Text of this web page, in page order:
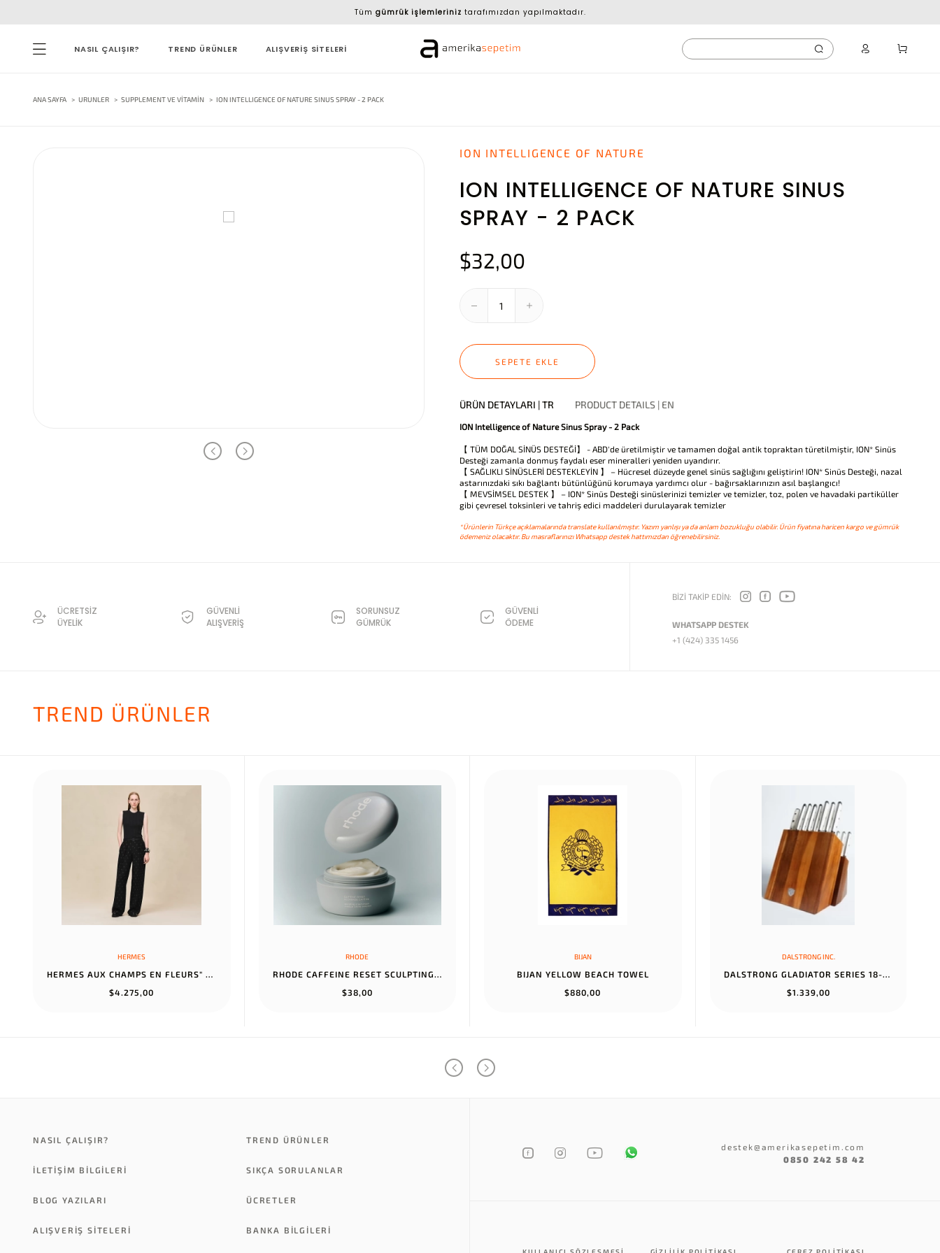
Tüm gümrük işlemleriniz tarafımızdan yapılmaktadır.
NASIL ÇALIŞIR? TREND ÜRÜNLER ALIŞVERİŞ SİTELERİ
ANA SAYFA URUNLER SUPPLEMENT VE VITAMIN ION INTELLIGENCE OF NATURE SINUS SPRAY - 2 PACK
ION INTELLIGENCE OF NATURE
ION INTELLIGENCE OF NATURE SINUS
SPRAY - 2 PACK
$32,00
SEPETE EKLE
ÜRÜN DETAYLARI | TR PRODUCT DETAILS | EN
ION Intelligence of Nature Sinus Spray - 2 Pack
【 TÜM DOĞAL SİNÜS DESTEĞİ】 - ABD'de üretilmiştir ve tamamen doğal antik topraktan türetilmiştir, ION* Sinüs
Desteği zamanla donmuş faydalı eser mineralleri yeniden uyandırır.
【 SAĞLIKLI SİNÜSLERİ DESTEKLEYİN 】 – Hücresel düzeyde genel sinüs sağlığını geliştirin! ION* Sinüs Desteği, nazal
astarınızdaki sıkı bağlantı bütünlüğünü korumaya yardımcı olur - bağırsaklarınızın asıl başlangıcı!
【 MEVSİMSEL DESTEK 】 – ION* Sinüs Desteği sinüslerinizi temizler ve temizler, toz, polen ve havadaki partiküller
gibi çevresel toksinleri ve tahriş edici maddeleri durulayarak temizler
*Ürünlerin Türkçe açıklamalarında translate kullanılmıştır. Yazım yanlışı ya da anlam bozukluğu olabilir. Ürün fiyatına haricen kargo ve gümrük
ödemeniz olacaktır. Bu masraflarınızı Whatsapp destek hattımızdan öğrenebilirsiniz.
ÜCRETSİZ
ÜYELİK
GÜVENLİ
ALIŞVERİŞ
SORUNSUZ
GÜMRÜK
GÜVENLİ
ÖDEME
BİZİ TAKİP EDİN:
WHATSAPP DESTEK
+1 (424) 335 1456
TREND ÜRÜNLER
HERMES
HERMES AUX CHAMPS EN FLEURS" PANTS NOIR
$4.275,00
RHODE
RHODE CAFFEINE RESET SCULPTING CREAM MASK
$38,00
BIJAN
BIJAN YELLOW BEACH TOWEL
$880,00
DALSTRONG INC.
DALSTRONG GLADIATOR SERIES 18-PIECE COLOSSAL KNIFE SET WITH BLOCK...
$1.339,00
NASIL ÇALIŞIR? TREND ÜRÜNLER
İLETİŞİM BİLGİLERİ SIKÇA SORULANLAR
BLOG YAZILARI ÜCRETLER
ALIŞVERİŞ SİTELERİ BANKA BILGILERI
destek@amerikasepetim.com
0850 242 58 42